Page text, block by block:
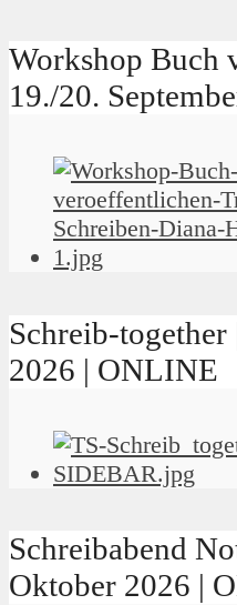
Workshop Buch
19./20.
Schreib-together
2026 | ONLINE
Schreibabend
Oktober 2026 |